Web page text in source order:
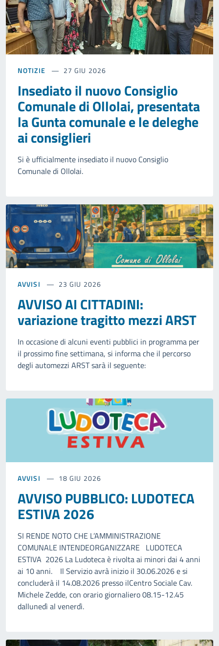
NOTIZIE 27 GIU 2026
Insediato il nuovo Consiglio
Comunale di Ollolai, presentata
la Gunta comunale e le deleghe
ai consiglieri
Si è ufficialmente insediato il nuovo Consiglio
Comunale di Ollolai.
AVVISI 23 GIU 2026
AVVISO AI CITTADINI:
variazione tragitto mezzi ARST
In occasione di alcuni eventi pubblici in programma per
il prossimo fine settimana, si informa che il percorso
degli automezzi ARST sarà il seguente:
AVVISI 18 GIU 2026
AVVISO PUBBLICO: LUDOTECA
ESTIVA 2026
SI RENDE NOTO CHE L’AMMINISTRAZIONE
COMUNALE INTENDEORGANIZZARE LUDOTECA
ESTIVA 2026 La Ludoteca è rivolta ai minori dai 4 anni
ai 10 anni. Il Servizio avrà inizio il 30.06.2026 e si
concluderà il 14.08.2026 presso ilCentro Sociale Cav.
Michele Zedde, con orario giornaliero 08.15-12.45
dallunedì al venerdì.